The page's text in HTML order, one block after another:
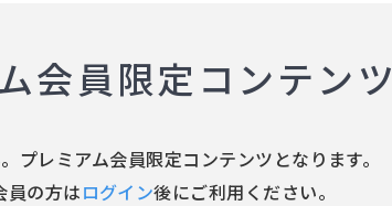
会員限定コンテンツ
プレミアム会員限定コンテンツとなります。
員の方はログイン後にご利用ください。